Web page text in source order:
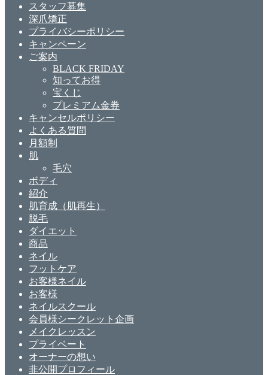
スタッフ募集
深爪矯正
プライバシーポリシー
キャンペーン
ご案内
BLACK FRIDAY
知ってお得
宝くじ
プレミアム金券
キャンセルポリシー
よくある質問
月額制
肌
毛穴
ボディ
紹介
肌育成（肌再生）
脱毛
ダイエット
商品
ネイル
フットケア
お客様ネイル
お客様
ネイルスクール
会員様シークレット企画
メイクレッスン
プライベート
オーナーの想い
非公開プロフィール